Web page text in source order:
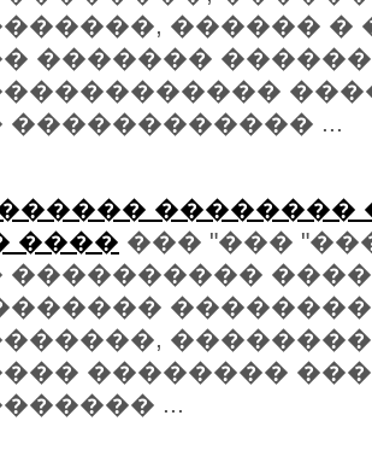
������ �
�������
...
������ ��������
���� ��� "���
����������
��������
...